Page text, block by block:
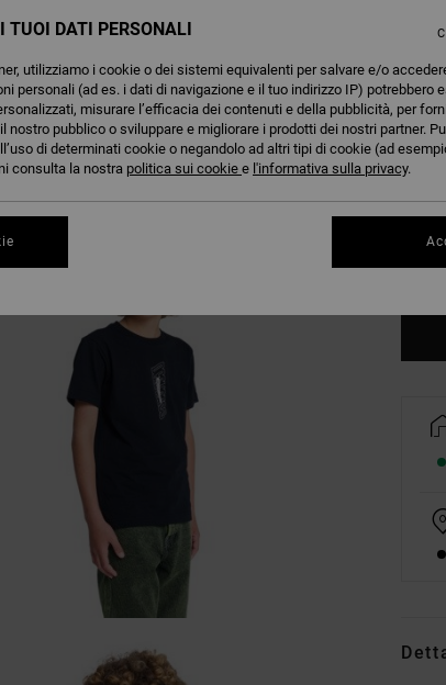
8/
TUOI DATI PERSONALI
utilizziamo i cookie o dei sistemi equivalenti per salvare e/o
personali (ad es. i dati di navigazione e il tuo indirizzo IP) potrebbero
misurare l’efficacia dei contenuti e della pubblicità, per
nostro pubblico o sviluppare e migliorare i prodotti dei nostri partner.
di determinati cookie o negandolo ad altri tipi di cookie (ad
consulta la nostra politica sui cookie e l'informativa sulla privacy.